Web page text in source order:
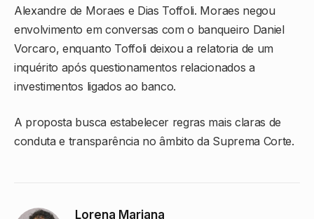
Alexandre de Moraes e Dias Toffoli. Moraes negou
envolvimento em conversas com o banqueiro Daniel
Vorcaro, enquanto Toffoli deixou a relatoria de um
inquérito após questionamentos relacionados a
investimentos ligados ao banco.
A proposta busca estabelecer regras mais claras de
conduta e transparência no âmbito da Suprema Corte.
Lorena Mariana